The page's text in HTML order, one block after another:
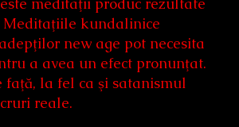
meditaţii produc rezultate
Meditaţiile kundalinice
new age pot necesita
a avea un efect pronunţat.
la fel ca şi satanismul
reale.